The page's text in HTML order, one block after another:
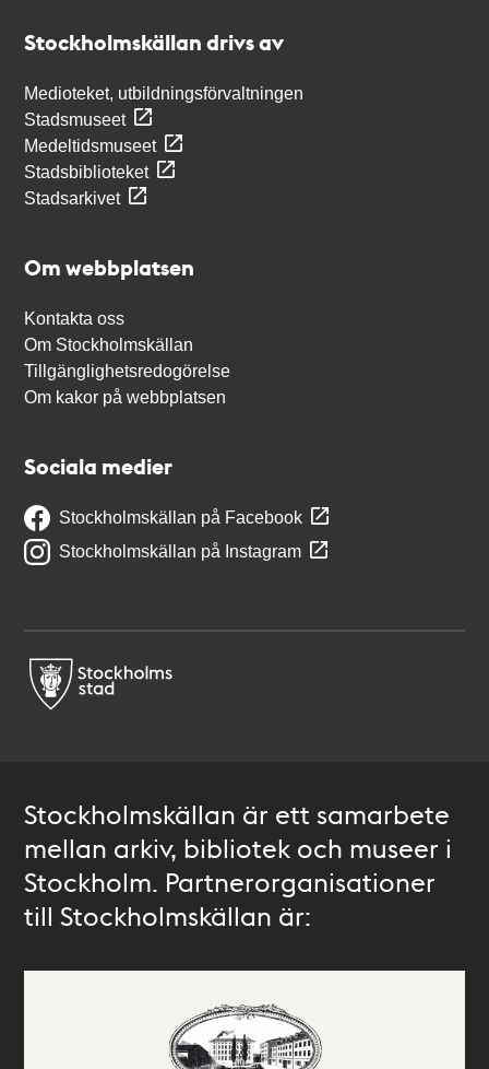
Stockholmskällan drivs av
Medioteket, utbildningsförvaltningen
Stadsmuseet
Medeltidsmuseet
Stadsbiblioteket
Stadsarkivet
Om webbplatsen
Kontakta oss
Om Stockholmskällan
Tillgänglighetsredogörelse
Om kakor på webbplatsen
Sociala medier
Stockholmskällan på Facebook
Stockholmskällan på Instagram
Stockholmskällan är ett samarbete
mellan arkiv, bibliotek och museer i
Stockholm. Partnerorganisationer
till Stockholmskällan är: